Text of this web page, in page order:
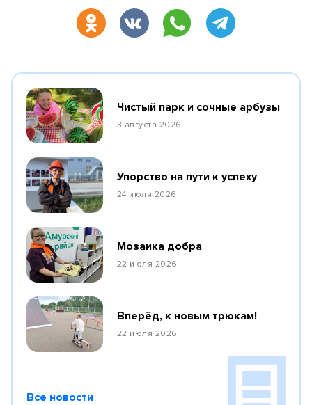
Чистый парк и сочные арбузы
3 августа 2026
Упорство на пути к успеху
24 июля 2026
Мозаика добра
22 июля 2026
Вперёд, к новым трюкам!
22 июля 2026
Все новости